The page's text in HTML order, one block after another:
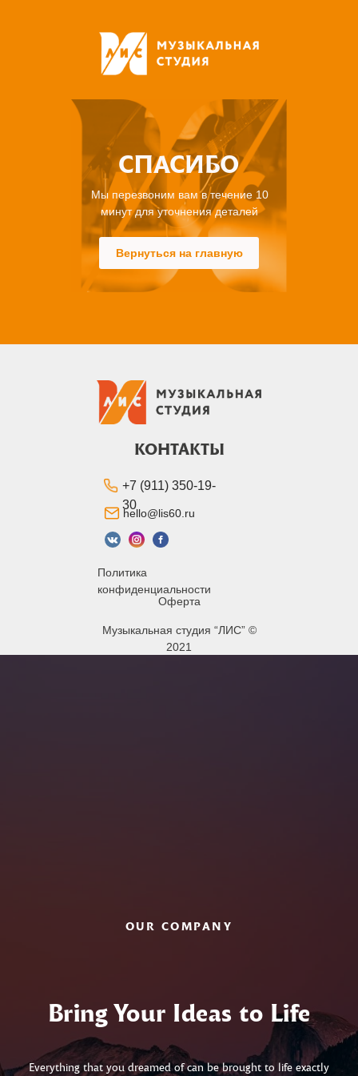
СПАСИБО
Мы перезвоним вам в течение 10
минут для уточнения деталей
Вернуться на главную
КОНТАКТЫ
+7 (911) 350-19-
30
hello@lis60.ru
Политика
конфиденциальности
Оферта
Музыкальная студия “ЛИС” ©
2021
OUR COMPANY
Bring Your Ideas to Life
Everything that you dreamed of can be brought to life exactly